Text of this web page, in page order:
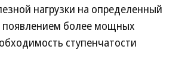
нагрузки на определенный
появлением более мощных
ступенчатости